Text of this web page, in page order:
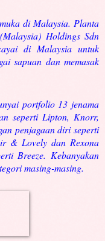
di Malaysia. Planta
Holdings Sdn
di Malaysia untuk
sapuan dan memasak
portfolio 13 jenama
seperti Lipton, Knorr,
penjagaan diri seperti
& Lovely dan Rexona
Breeze. Kebanyakan
masing-masing.